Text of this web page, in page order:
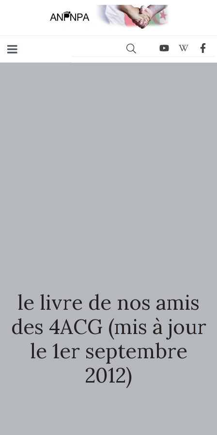
le livre de nos amis
des 4ACG (mis à jour
le 1er septembre
2012)